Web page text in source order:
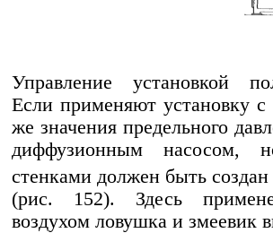
Управление установкой
Если применяют установку
же значения предельного
диффузионным насосом,
стенками должен быть
(рис. 152). Здесь
воздухом ловушка и змеевик